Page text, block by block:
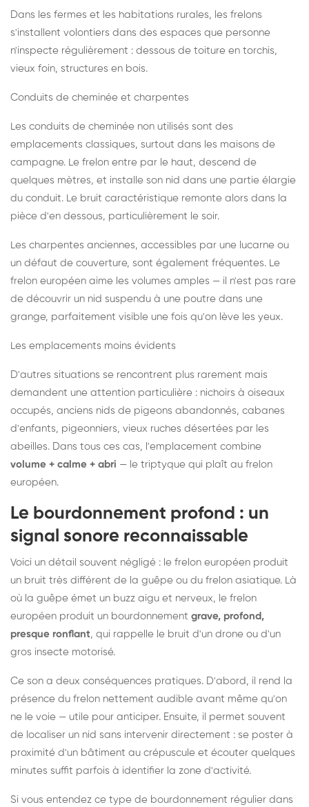
Dans les fermes et les habitations rurales, les frelons
s'installent volontiers dans des espaces que personne
n'inspecte régulièrement : dessous de toiture en torchis,
vieux foin, structures en bois.
Conduits de cheminée et charpentes
Les conduits de cheminée non utilisés sont des
emplacements classiques, surtout dans les maisons de
campagne. Le frelon entre par le haut, descend de
quelques mètres, et installe son nid dans une partie élargie
du conduit. Le bruit caractéristique remonte alors dans la
pièce d'en dessous, particulièrement le soir.
Les charpentes anciennes, accessibles par une lucarne ou
un défaut de couverture, sont également fréquentes. Le
frelon européen aime les volumes amples — il n'est pas rare
de découvrir un nid suspendu à une poutre dans une
grange, parfaitement visible une fois qu'on lève les yeux.
Les emplacements moins évidents
D'autres situations se rencontrent plus rarement mais
demandent une attention particulière : nichoirs à oiseaux
occupés, anciens nids de pigeons abandonnés, cabanes
d'enfants, pigeonniers, vieux ruches désertées par les
abeilles. Dans tous ces cas, l'emplacement combine
volume + calme + abri — le triptyque qui plaît au frelon
européen.
Le bourdonnement profond : un
signal sonore reconnaissable
Voici un détail souvent négligé : le frelon européen produit
un bruit très différent de la guêpe ou du frelon asiatique. Là
où la guêpe émet un buzz aigu et nerveux, le frelon
européen produit un bourdonnement grave, profond,
presque ronflant, qui rappelle le bruit d'un drone ou d'un
gros insecte motorisé.
Ce son a deux conséquences pratiques. D'abord, il rend la
présence du frelon nettement audible avant même qu'on
ne le voie — utile pour anticiper. Ensuite, il permet souvent
de localiser un nid sans intervenir directement : se poster à
proximité d'un bâtiment au crépuscule et écouter quelques
minutes suffit parfois à identifier la zone d'activité.
Si vous entendez ce type de bourdonnement régulier dans